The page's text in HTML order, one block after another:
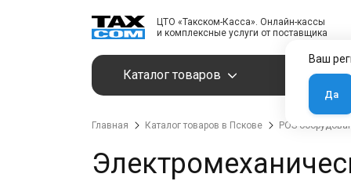
ЦТО «Такском-Касса». Онлайн-кассы
и комплексные услуги от поставщика
Ваш
Да
Каталог товаров Услуги
Главная Каталог товаров в Пскове POS-